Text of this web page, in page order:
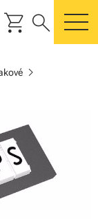
shopping_cart search
chevron_right